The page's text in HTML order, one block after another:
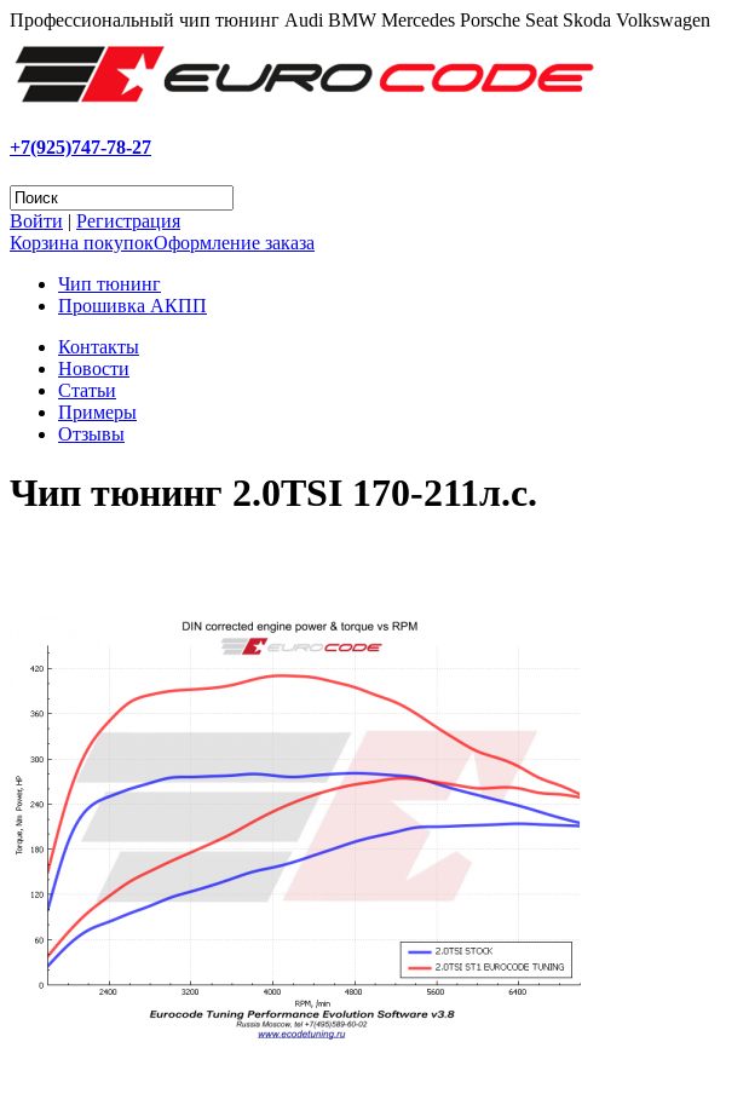
Профессиональный чип тюнинг Audi BMW Mercedes Porsche Seat Skoda Volkswagen
+7(925)747-78-27
Войти | Регистрация
Корзина покупокОформление заказа
Чип тюнинг
Прошивка АКПП
Контакты
Новости
Статьи
Примеры
Отзывы
Чип тюнинг 2.0TSI 170-211л.с.